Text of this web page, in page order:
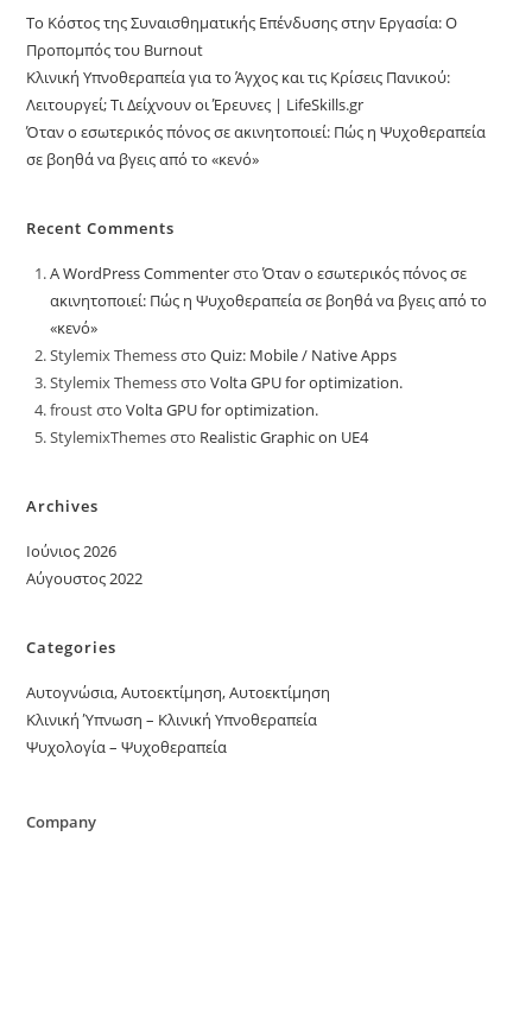
Το Κόστος της Συναισθηματικής Επένδυσης στην Εργασία: Ο
Προπομπός του Burnout
Κλινική Υπνοθεραπεία για το Άγχος και τις Κρίσεις Πανικού:
Λειτουργεί; Τι Δείχνουν οι Έρευνες | LifeSkills.gr
Όταν ο εσωτερικός πόνος σε ακινητοποιεί: Πώς η Ψυχοθεραπεία
σε βοηθά να βγεις από το «κενό»
Recent Comments
A WordPress CommenterστοΌταν ο εσωτερικός πόνος σε
ακινητοποιεί: Πώς η Ψυχοθεραπεία σε βοηθά να βγεις από το
«κενό»
Stylemix ThemessστοQuiz: Mobile / Native Apps
Stylemix ThemessστοVolta GPU for optimization.
froustστοVolta GPU for optimization.
StylemixThemesστο Realistic Graphic on UE4
Archives
Ιούνιος 2026
Αύγουστος 2022
Categories
Αυτογνώσια, Αυτοεκτίμηση, Αυτοεκτίμηση
Κλινική Ύπνωση – Κλινική Υπνοθεραπεία
Ψυχολογία – Ψυχοθεραπεία
Company